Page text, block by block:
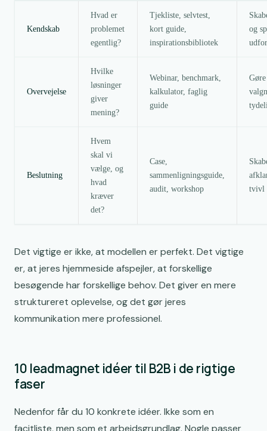
Kendskab
Hvad er
problemet
egentlig?
Tjekliste, selvtest,
kort guide,
inspirationsbibliotek
og
Overvejelse
Hvilke
løsninger
giver
mening?
Webinar, benchmark,
kalkulator, faglig
guide
Gøre
Beslutning
Hvem
skal vi
vælge, og
hvad
kræver
det?
Case,
sammenligningsguide,
audit, workshop
tvivl
Det vigtige er ikke, at modellen er perfekt. Det vigtige
er, at jeres hjemmeside afspejler, at forskellige
besøgende har forskellige behov. Det giver en mere
struktureret oplevelse, og det gør jeres
kommunikation mere professionel.
10 leadmagnet idéer til B2B i de rigtige
faser
Nedenfor får du 10 konkrete idéer. Ikke som en
facitliste, men som et arbejdsgrundlag. Nogle passer